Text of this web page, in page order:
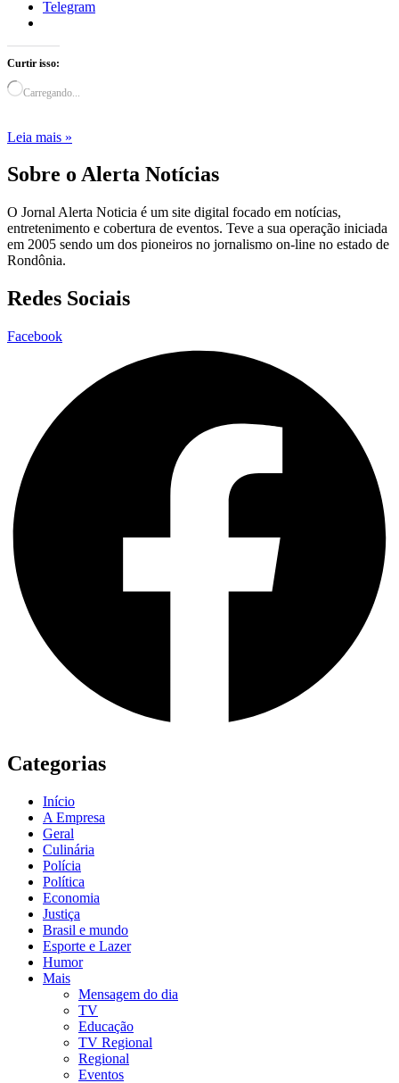
Telegram
Curtir isso:
Carregando...
Leia mais »
Sobre o Alerta Notícias
O Jornal Alerta Noticia é um site digital focado em notícias,
entretenimento e cobertura de eventos. Teve a sua operação iniciada
em 2005 sendo um dos pioneiros no jornalismo on-line no estado de
Rondônia.
Redes Sociais
Facebook
Categorias
Início
A Empresa
Geral
Culinária
Polícia
Política
Economia
Justiça
Brasil e mundo
Esporte e Lazer
Humor
Mais
Mensagem do dia
TV
Educação
TV Regional
Regional
Eventos